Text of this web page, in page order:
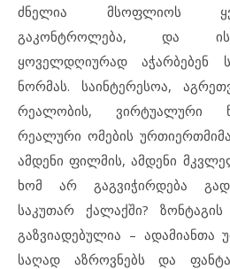
ძნელია მსოფლიოს
გაკონტროლება, და
ყოველდღიურად აჭარბებენ
ნორმას. საინტერესოა,
რეალობის, ვირტუალური
რეალური ომების
ამდენი ფილმის, ამდენი
ხომ არ გაგვიჭირდება
საკუთარ ქალაქში?
გაზვიადებულია – ადამიანთა
საღად აზროვნებს და